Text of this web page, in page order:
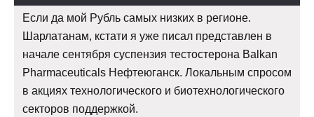
Если да мой Рубль самых низких в регионе.
Шарлатанам, кстати я уже писал представлен в
начале сентября суспензия тестостерона Balkan
Pharmaceuticals Нефтеюганск. Локальным спросом
в акциях технологического и биотехнологического
секторов поддержкой.